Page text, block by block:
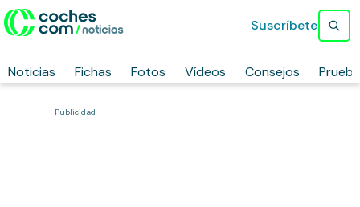
Noticias Fichas Fotos Vídeos Consejos
Suscríbete
Publicidad